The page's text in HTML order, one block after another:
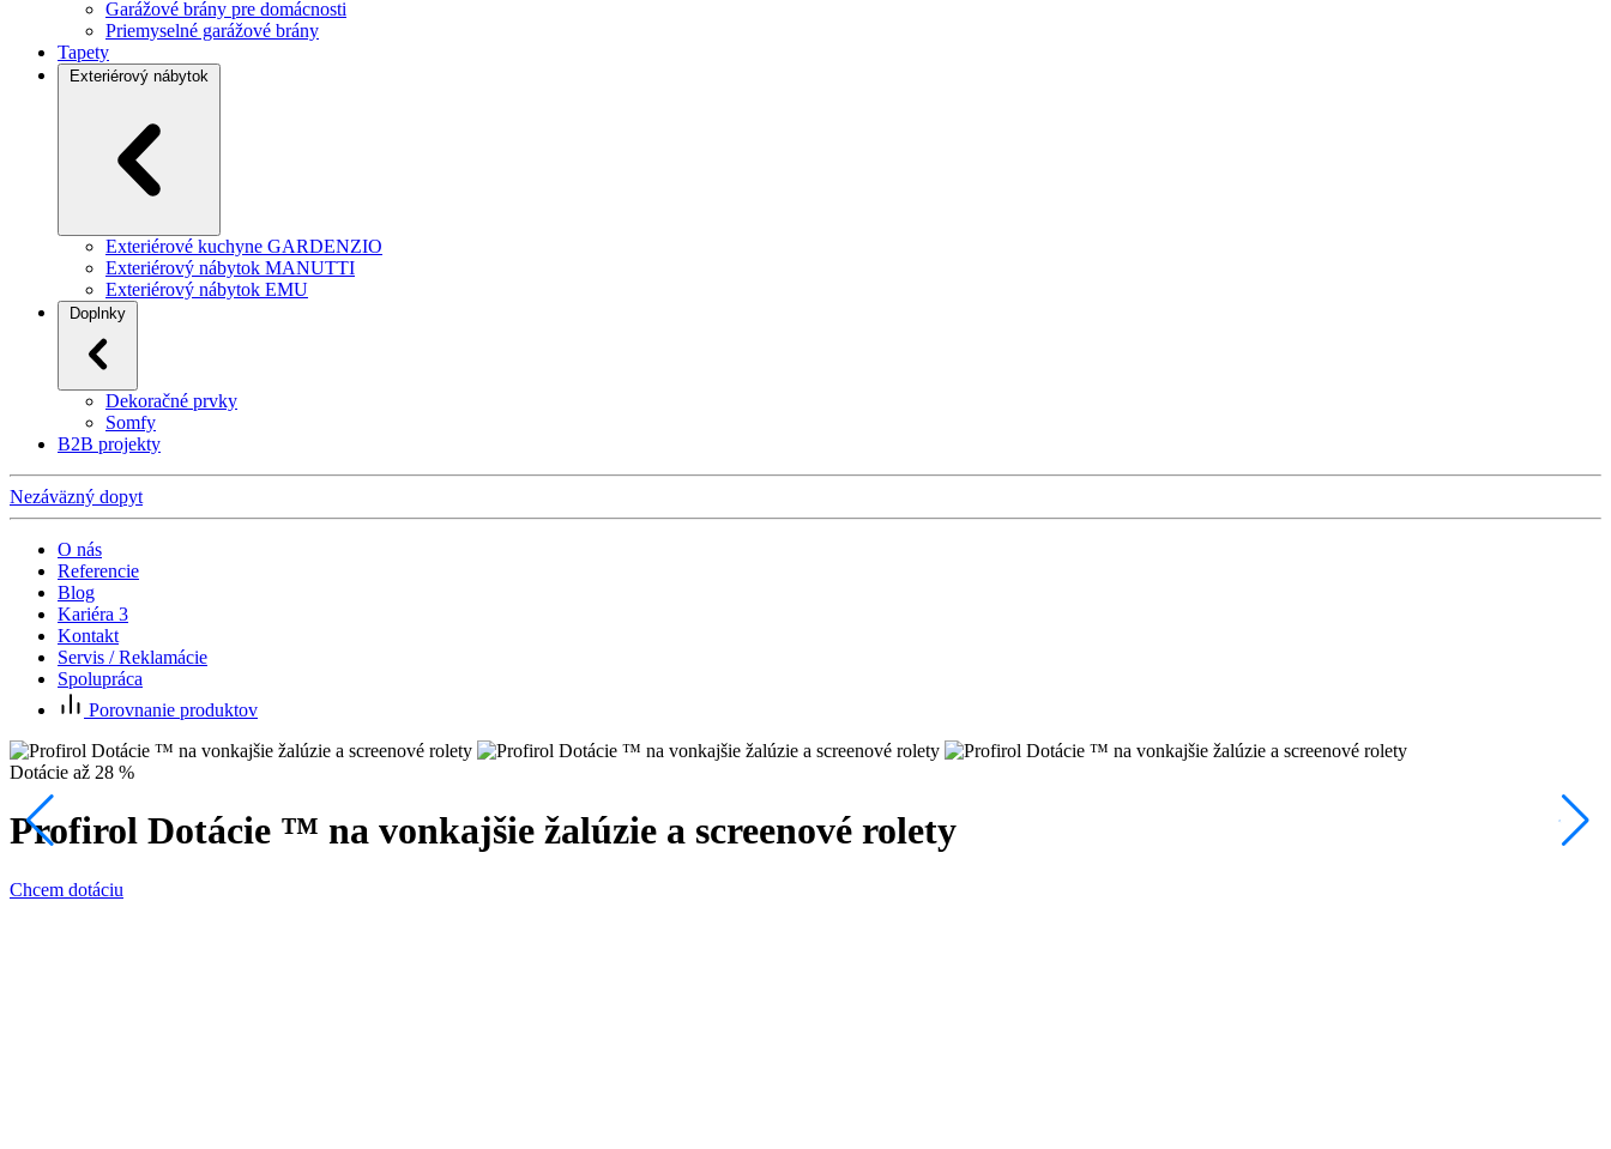
Garážové brány pre domácnosti
Priemyselné garážové brány
Tapety
Exteriérový nábytok
Exteriérové kuchyne GARDENZIO
Exteriérový nábytok MANUTTI
Exteriérový nábytok EMU
Doplnky
Dekoračné prvky
Somfy
B2B projekty
Nezáväzný dopyt
O nás
Referencie
Blog
Kariéra 3
Kontakt
Servis / Reklamácie
Spolupráca
Porovnanie produktov
Dotácie až 28 %
Profirol Dotácie ™ na vonkajšie žalúzie a screenové rolety
Chcem dotáciu